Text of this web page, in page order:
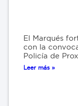
El Marqués
con la
Policía de
Leer más »